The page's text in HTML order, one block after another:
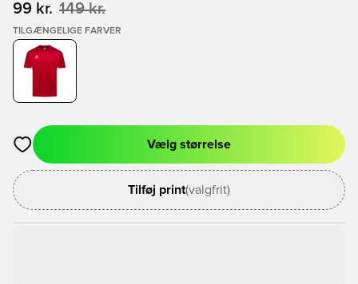
99 kr. 149 kr.
TILGÆNGELIGE FARVER
Åbner en Modal til at logge ind eller tilmelde dig som medlem
Vælg størrelse
Tilføj print(valgfrit)